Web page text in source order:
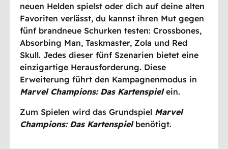
neuen Helden spielst oder dich auf deine alten
Favoriten verlässt, du kannst ihren Mut gegen
fünf brandneue Schurken testen: Crossbones,
Absorbing Man, Taskmaster, Zola und Red
Skull. Jedes dieser fünf Szenarien bietet eine
einzigartige Herausforderung. Diese
Erweiterung führt den Kampagnenmodus in
Marvel Champions: Das Kartenspielein.
Zum Spielen wird das Grundspiel Marvel
Champions: Das Kartenspielbenötigt.